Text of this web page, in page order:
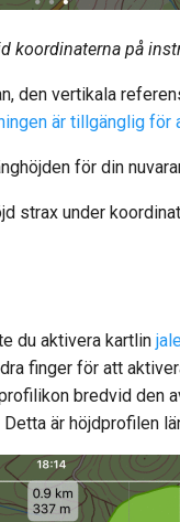
koordinaterna på
den vertikala
är tillgänglig för
för din
strax under
du aktivera kartlin
finger för att
bredvid den
är höjdprofilen